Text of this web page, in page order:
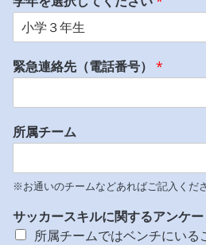
緊急連絡先（電話番号） *
所属チーム
※お通いのチームなどあればご記入くだ
サッカースキルに関するアンケー
所属チームではベンチにいる